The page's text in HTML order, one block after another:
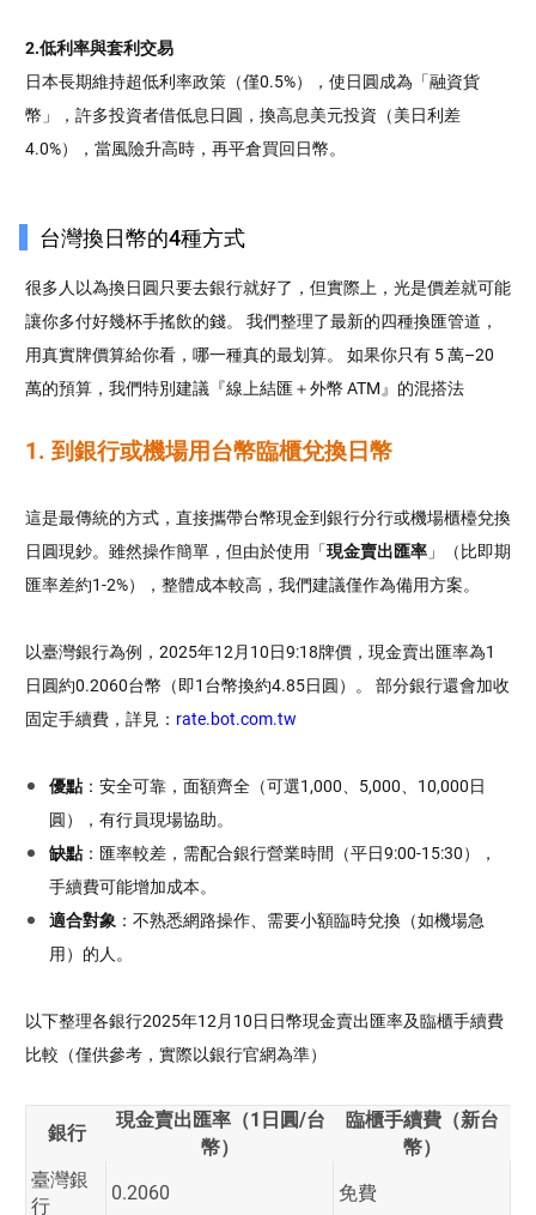
2.低利率與套利交易
日本長期維持超低利率政策（僅0.5%）， 使日圓成為「融資貨
幣」，許多投資者借低息日圓，換高息美元投資（美日利差
4.0%）， 當風險升高時，再平倉買回日幣。
台灣換日幣的4種方式
很多人以為換日圓只要去銀行就好了，但實際上，光是價差就可能
讓你多付好幾杯手搖飲的錢。 我們整理了最新的四種換匯管道，
用真實牌價算給你看，哪一種真的最划算。 如果你只有 5 萬–20
萬的預算，我們特別建議『線上結匯＋外幣 ATM』的混搭法
1. 到銀行或機場用台幣臨櫃兌換日幣
這是最傳統的方式，直接攜帶台幣現金到銀行分行或機場櫃檯兌換
日圓現鈔。雖然操作簡單，但由於使用「現金賣出匯率 」（比即期
匯率差約1-2%），整體成本較高，我們建議僅作為備用方案。
以臺灣銀行為例，2025年12月10日9:18牌價，現金賣出匯率為1
日圓約0.2060台幣（即1台幣換約4.85日圓）。 部分銀行還會加收
固定手續費，詳見： rate.bot.com.tw
優點 ：安全可靠，面額齊全（可選1,000、5,000、10,000日
圓），有行員現場協助。
缺點 ：匯率較差，需配合銀行營業時間（平日9:00-15:30），
手續費可能增加成本。
適合對象 ：不熟悉網路操作、需要小額臨時兌換（如機場急
用）的人。
以下整理各銀行2025年12月10日日幣現金賣出匯率及臨櫃手續費
比較（僅供參考，實際以銀行官網為準）
銀行
現金賣出匯率（1日圓/台
幣）
臨櫃手續費（新台
幣）
臺灣銀
行
0.2060 免費